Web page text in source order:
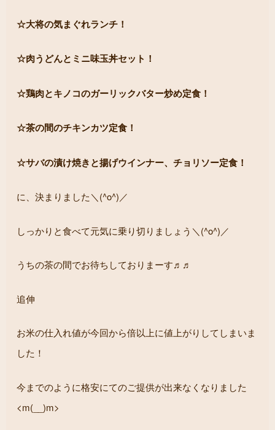
☆大将の気まぐれランチ！
☆肉うどんとミニ味玉丼セット！
☆鶏肉とキノコのガーリックバター炒め定食！
☆茶の間のチキンカツ定食！
☆サバの漬け焼きと揚げウインナー、チョリソー定食！
に、決まりました＼(^o^)／
しっかりと食べて元気に乗り切りましょう＼(^o^)／
うちの茶の間でお待ちしておりまーす♬♬
追伸
お米の仕入れ値が今回から倍以上に値上がりしてしまいま
した！
今までのように格安にてのご提供が出来なくなりました
<m(__)m>